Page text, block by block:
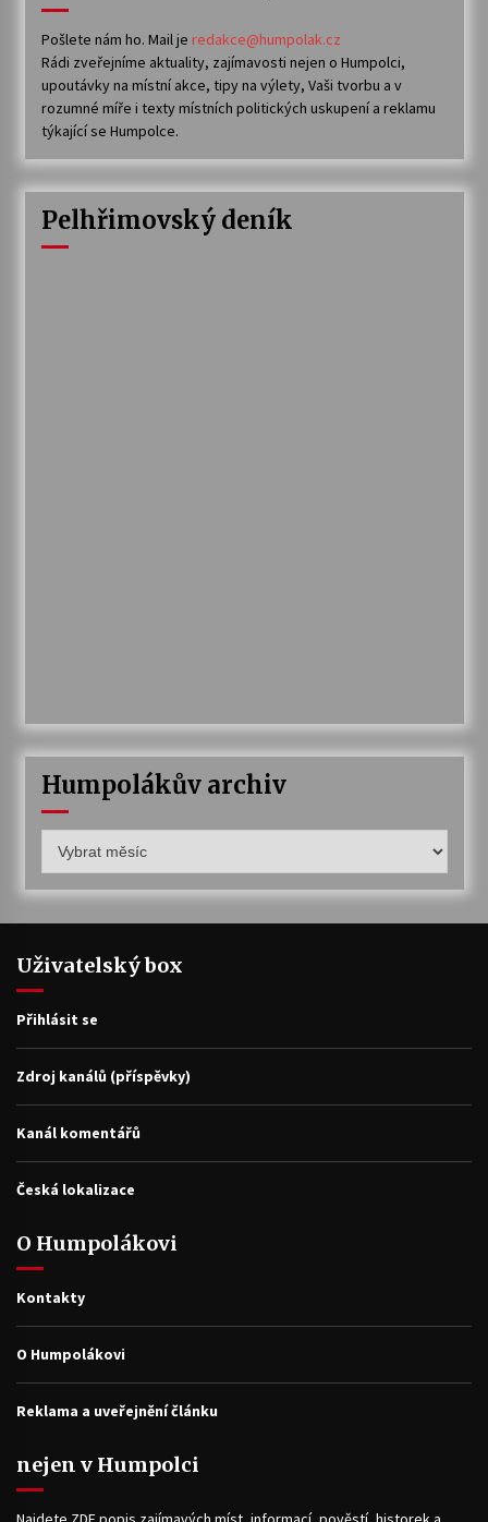
Pošlete nám ho. Mail je redakce@humpolak.cz
Rádi zveřejníme aktuality, zajímavosti nejen o Humpolci,
upoutávky na místní akce, tipy na výlety, Vaši tvorbu a v
rozumné míře i texty místních politických uskupení a reklamu
týkající se Humpolce.
Pelhřimovský deník
Humpolákův archiv
archiv
Uživatelský box
Přihlásit se
Zdroj kanálů (příspěvky)
Kanál komentářů
Česká lokalizace
O Humpolákovi
Kontakty
O Humpolákovi
Reklama a uveřejnění článku
nejen v Humpolci